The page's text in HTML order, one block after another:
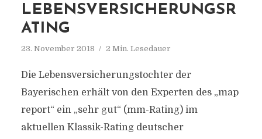
LEBENSVERSICHERUNGSR
ATING
23. November 2018 2 Min. Lesedauer
Die Lebensversicherungstochter der
Bayerischen erhält von den Experten des „map
report“ ein „sehr gut“ (mm-Rating) im
aktuellen Klassik-Rating deutscher